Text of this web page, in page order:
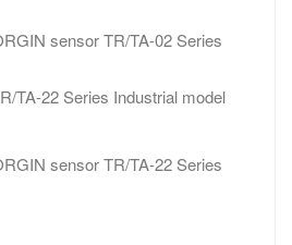
sensor TR/TA-02 Series
TA-22 Series Industrial model
sensor TR/TA-22 Series